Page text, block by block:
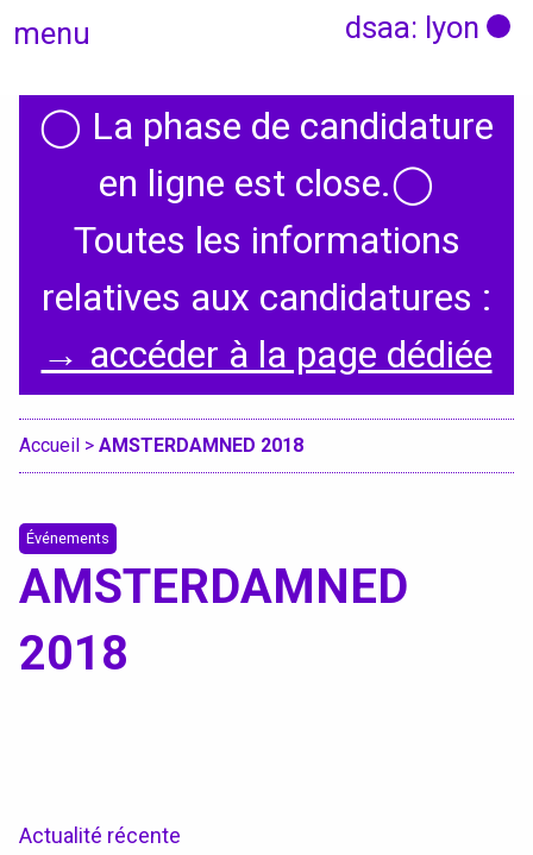
menu dsaa: lyon
Actualités
Candidatures
Graphisme, médias, médiations
Espace, Usages, Territoires
Textile, territoires, mutations
Catalogue de cours
Accueil des étrangers
◯ La phase de candidature
en ligne est close.◯
Toutes les informations
relatives aux candidatures :
→ accéder à la page dédiée
Accueil > AMSTERDAMNED 2018
Événements
AMSTERDAMNED
2018
Actualité récente